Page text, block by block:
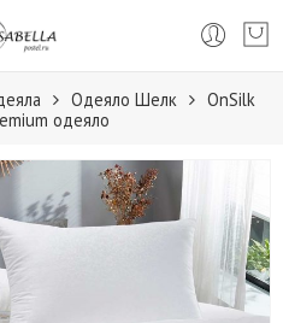
Одеяло Шелк
OnSilk
одеяло